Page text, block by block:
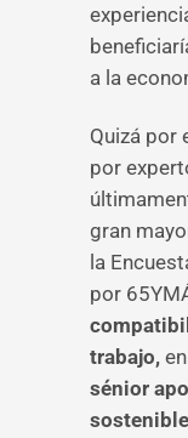
a la
Quizá por
por
gran
la
por
trabajo,
sénior
sostenible